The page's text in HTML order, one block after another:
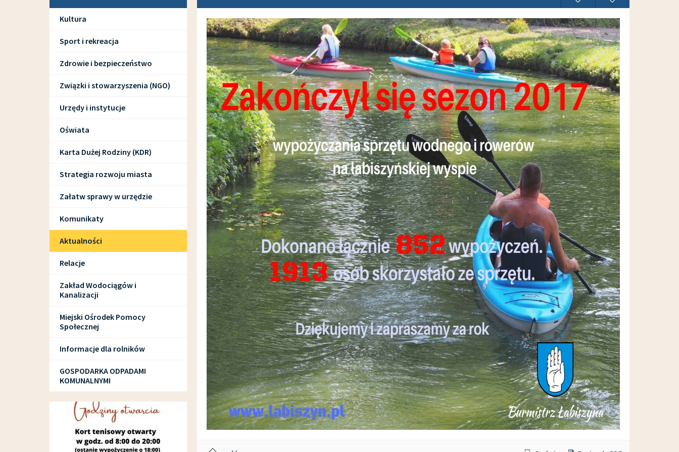
Kultura
Sport i rekreacja
Zdrowie i bezpieczeństwo
Związki i stowarzyszenia (NGO)
Urzędy i instytucje
Oświata
Karta Dużej Rodziny (KDR)
Strategia rozwoju miasta
Załatw sprawy w urzędzie
Komunikaty
Aktualności
Relacje
Zakład Wodociągów i
Kanalizacji
Miejski Ośrodek Pomocy
Społecznej
Informacje dla rolników
GOSPODARKA ODPADAMI
KOMUNALNYMI
SPORT I REKREACJA